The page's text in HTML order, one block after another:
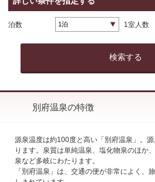
泊数 1室人数
別府温泉の特徴
源泉温度は約100度と高い「別府温泉」。
ります。泉質は単純温泉、塩化物泉のほか
泉など多岐にわたります。
「別府温泉」は、交通の便が非常によく、